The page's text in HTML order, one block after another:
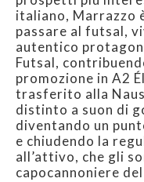
italiano, Marrazzo
passare al futsal,
autentico
Futsal,
promozione in A2
trasferito alla
distinto a suon di
diventando un
e chiudendo la
all’attivo, che gli
capocannoniere